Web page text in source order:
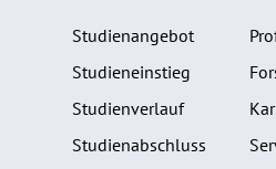
Studienangebot
Studieneinstieg
Studienverlauf
Studienabschluss